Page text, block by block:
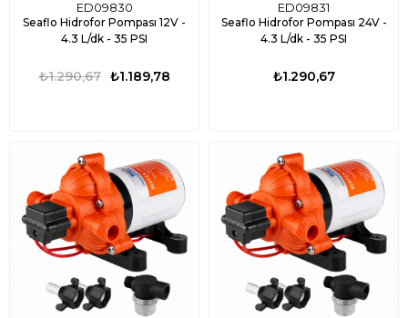
ED09830
Seaflo Hidrofor Pompası 12V -
4.3 L/dk - 35 PSI
₺1.189,78
₺1.290,67
ED09831
Seaflo Hidrofor Pompası 24V -
4.3 L/dk - 35 PSI
₺1.290,67